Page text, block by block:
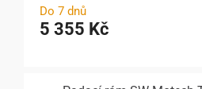
Do 7 dnů
5 355 Kč